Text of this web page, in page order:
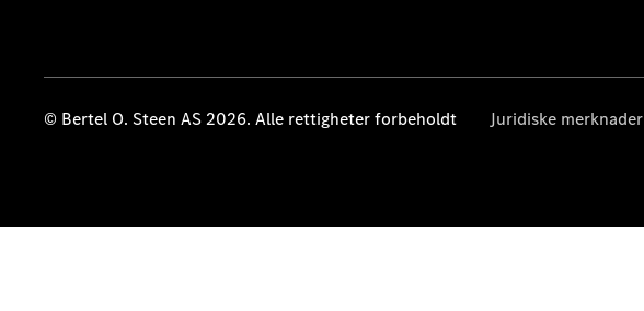
© Bertel O. Steen AS 2026. Alle rettigheter forbeholdt Juridiske merknader